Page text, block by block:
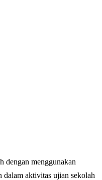
dengan menggunakan
aktivitas ujian sekolah